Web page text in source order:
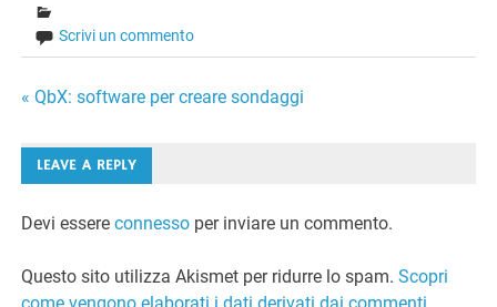
Scrivi un commento
Navigazione
articoli
« QbX: software per creare sondaggi
LEAVE A REPLY
Devi essereconnesso per inviare un commento.
Questo sito utilizza Akismet per ridurre lo spam.Scopri